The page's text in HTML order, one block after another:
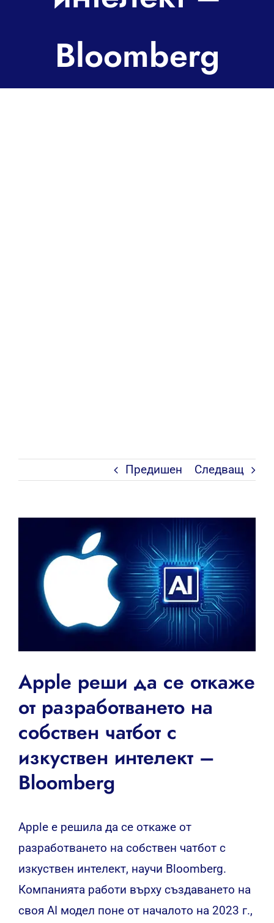
Bloomberg
Предишен Следващ
Image
Apple реши да се откаже
от разработването на
собствен чатбот с
изкуствен интелект –
Bloomberg
Apple е решила да се откаже от
разработването на собствен чатбот с
изкуствен интелект, научи Bloomberg.
Компанията работи върху създаването на
своя AI модел поне от началото на 2023 г.,